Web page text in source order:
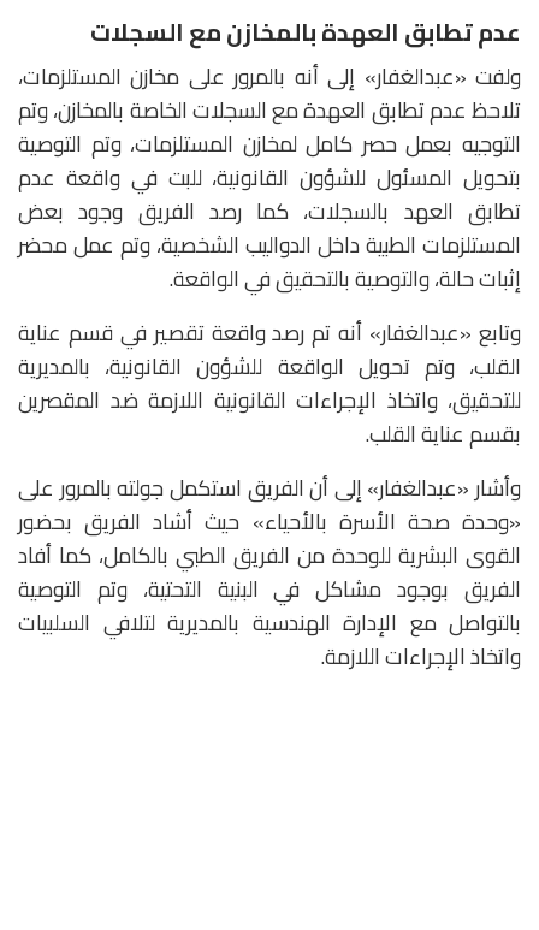
عدم تطابق العهدة بالمخازن مع السجلات
ولفت «عبدالغفار» إلى أنه بالمرور على مخازن المستلزمات،
تلاحظ عدم تطابق العهدة مع السجلات الخاصة بالمخازن، وتم
التوجيه بعمل حصر كامل لمخازن المستلزمات، وتم التوصية
بتحويل المسئول للشؤون القانونية، للبت في واقعة عدم
تطابق العهد بالسجلات، كما رصد الفريق وجود بعض
المستلزمات الطبية داخل الدواليب الشخصية، وتم عمل محضر
إثبات حالة، والتوصية بالتحقيق في الواقعة.
وتابع «عبدالغفار» أنه تم رصد واقعة تقصير في قسم عناية
القلب، وتم تحويل الواقعة للشؤون القانونية، بالمديرية
للتحقيق، واتخاذ الإجراءات القانونية اللازمة ضد المقصرين
بقسم عناية القلب.
وأشار «عبدالغفار» إلى أن الفريق استكمل جولته بالمرور على
«وحدة صحة الأسرة بالأحياء» حيث أشاد الفريق بحضور
القوى البشرية للوحدة من الفريق الطبي بالكامل، كما أفاد
الفريق بوجود مشاكل في البنية التحتية، وتم التوصية
بالتواصل مع الإدارة الهندسية بالمديرية لتلافي السلبيات
واتخاذ الإجراءات اللازمة.